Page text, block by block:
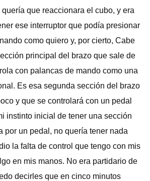
que reaccionara el cubo, y era
ese interruptor que podía presionar
como quiero y, por cierto, Cabe
principal del brazo que sale de
con palancas de mando como una
Es esa segunda sección del brazo
y que se controlará con un pedal
instinto inicial de tener una sección
por un pedal, no quería tener nada
la falta de control que tengo con mis
en mis manos. No era partidario de
decirles que en cinco minutos